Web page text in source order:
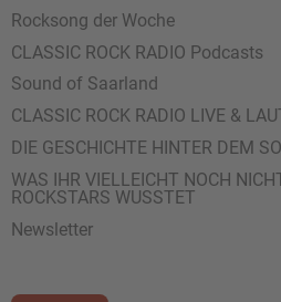
Rocksong der Woche
CLASSIC ROCK RADIO Podcasts
Sound of Saarland
CLASSIC ROCK RADIO LIVE &
DIE GESCHICHTE HINTER DEM
WAS IHR VIELLEICHT NOCH
ROCKSTARS WUSSTET
Newsletter